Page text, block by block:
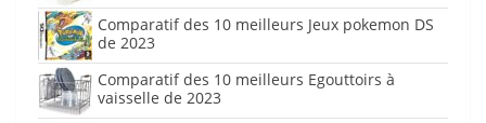
Comparatif des 10 meilleurs Jeux pokemon DS
de 2023
Comparatif des 10 meilleurs Egouttoirs à
vaisselle de 2023